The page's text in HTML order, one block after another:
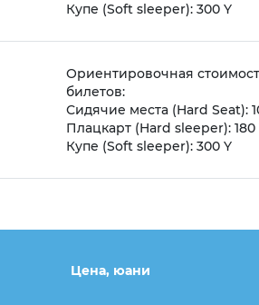
Купе (Soft sleeper): 300 Y
Ориентировочная
билетов:
Сидячие места (Hard Seat):
Плацкарт (Hard sleeper): 180
Купе (Soft sleeper): 300 Y
Цена, юани